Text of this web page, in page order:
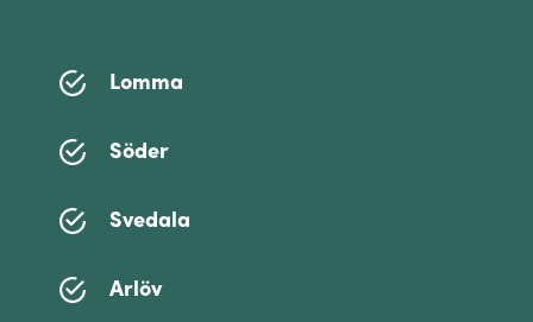
Lomma
Söder
Svedala
Arlöv